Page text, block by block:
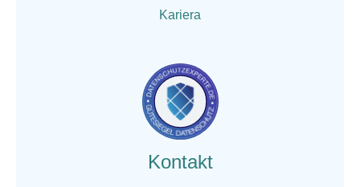
Kariera
Kontakt